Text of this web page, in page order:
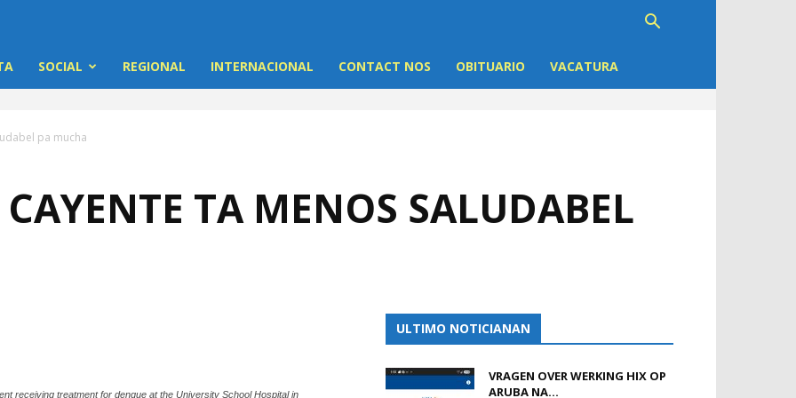
SOCIAL REGIONAL INTERNACIONAL CONTACT NOS OBITUARIO VACATURA
pa mucha
TA MENOS SALUDABEL
receiving treatment for dengue at the University School Hospital in
ULTIMO NOTICIANAN
VRAGEN OVER WERKING HIX OP
ARUBA NA...